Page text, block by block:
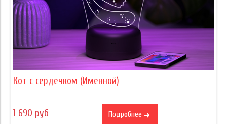
Кот с сердечком (Именной)
1 690 руб Подробнее